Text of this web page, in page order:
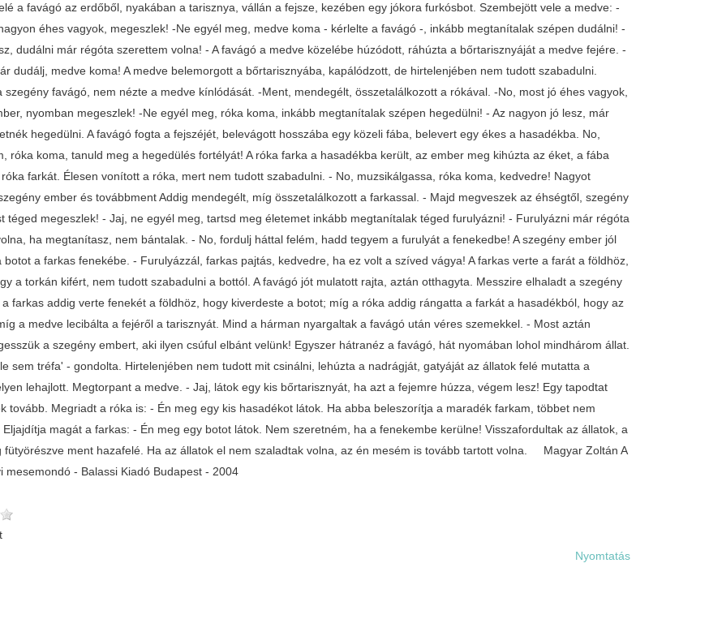
a favágó az erdőből, nyakában a tarisznya, vállán a fejsze, kezében egy jókora furkósbot. Szembejött vele a medve: -
éhes vagyok, megeszlek! -Ne egyél meg, medve koma - kérlelte a favágó -, inkább megtanítalak szépen dudálni! -
dudálni már régóta szerettem volna! - A favágó a medve közelébe húzódott, ráhúzta a bőrtarisznyáját a medve fejére. -
dudálj, medve koma! A medve belemorgott a bőrtarisznyába, kapálódzott, de hirtelenjében nem tudott szabadulni.
szegény favágó, nem nézte a medve kínlódását. -Ment, mendegélt, összetalálkozott a rókával. -No, most jó éhes vagyok,
nyomban megeszlek! -Ne egyél meg, róka koma, inkább megtanítalak szépen hegedülni! - Az nagyon jó lesz, már
hegedülni. A favágó fogta a fejszéjét, belevágott hosszába egy közeli fába, belevert egy ékes a hasadékba. No,
róka koma, tanuld meg a hegedülés fortélyát! A róka farka a hasadékba került, az ember meg kihúzta az éket, a fába
farkát. Élesen vonított a róka, mert nem tudott szabadulni. - No, muzsikálgassa, róka koma, kedvedre! Nagyot
ember és továbbment Addig mendegélt, míg összetalálkozott a farkassal. - Majd megveszek az éhségtől, szegény
téged megeszlek! - Jaj, ne egyél meg, tartsd meg életemet inkább megtanítalak téged furulyázni! - Furulyázni már régóta
ha megtanítasz, nem bántalak. - No, fordulj háttal felém, hadd tegyem a furulyát a fenekedbe! A szegény ember jól
botot a farkas fenekébe. - Furulyázzál, farkas pajtás, kedvedre, ha ez volt a szíved vágya! A farkas verte a farát a földhöz,
a torkán kifért, nem tudott szabadulni a bottól. A favágó jót mulatott rajta, aztán otthagyta. Messzire elhaladt a szegény
farkas addig verte fenekét a földhöz, hogy kiverdeste a botot; míg a róka addig rángatta a farkát a hasadékból, hogy az
a medve lecibálta a fejéről a tarisznyát. Mind a hárman nyargaltak a favágó után véres szemekkel. - Most aztán
a szegény embert, aki ilyen csúful elbánt velünk! Egyszer hátranéz a favágó, hát nyomában lohol mindhárom állat.
sem tréfa' - gondolta. Hirtelenjében nem tudott mit csinálni, lehúzta a nadrágját, gatyáját az állatok felé mutatta a
lehajlott. Megtorpant a medve. - Jaj, látok egy kis bőrtarisznyát, ha azt a fejemre húzza, végem lesz! Egy tapodtat
tovább. Megriadt a róka is: - Én meg egy kis hasadékot látok. Ha abba beleszorítja a maradék farkam, többet nem
Eljajdítja magát a farkas: - Én meg egy botot látok. Nem szeretném, ha a fenekembe kerülne! Visszafordultak az állatok, a
fütyörészve ment hazafelé. Ha az állatok el nem szaladtak volna, az én mesém is tovább tartott volna. Magyar Zoltán A
mesemondó - Balassi Kiadó Budapest - 2004
Nyomtatás